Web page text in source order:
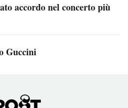
accordo nel concerto più
Guccini